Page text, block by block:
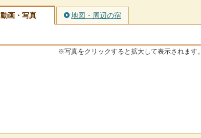
動画・写真 地図・周辺の宿
※写真をクリックすると拡大して表示されます。